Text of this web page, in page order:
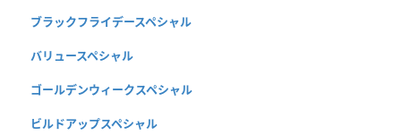
ブラックフライデースペシャル
バリュースペシャル
ゴールデンウィークスペシャル
ビルドアップスペシャル